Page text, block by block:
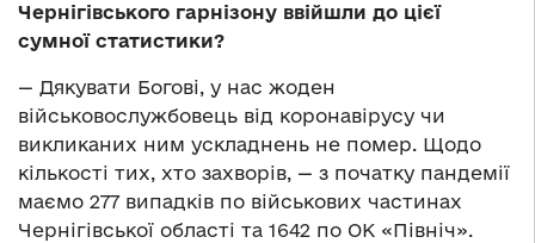
Чернігівського гарнізону ввійшли до цієї
сумної статистики?
— Дякувати Богові, у нас жоден
військовослужбовець від коронавірусу чи
викликаних ним ускладнень не помер. Щодо
кількості тих, хто захворів, — з початку пандемії
маємо 277 випадків по військових частинах
Чернігівської області та 1642 по ОК «Північ».